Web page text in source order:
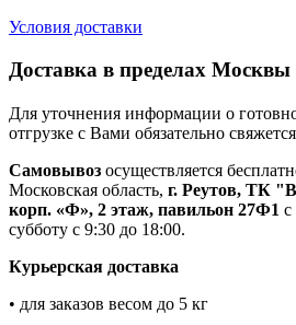
Условия доставки
Доставка в пределах
Для уточнения информации о
отгрузке с Вами обязательно
Самовывоз осуществляется
Московская область, г. Реутов, ТК
корп. «Ф», 2 этаж, павильон 27Ф1 с
субботу с 9:30 до 18:00.
Курьерская доставка
• для заказов весом до 5 кг